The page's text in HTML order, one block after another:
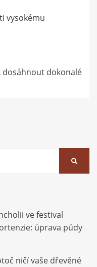
vysokému
dosáhnout dokonalé
ve festival
úprava půdy
ničí vaše dřevěné